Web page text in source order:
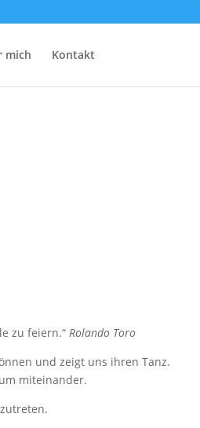
mich Kontakt
zu feiern.“ Rolando Toro
und zeigt uns ihren Tanz.
miteinander.